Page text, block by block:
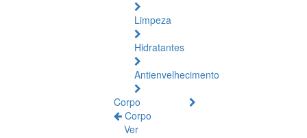
Limpeza
Hidratantes
Antienvelhecimento
Corpo
Corpo
Ver